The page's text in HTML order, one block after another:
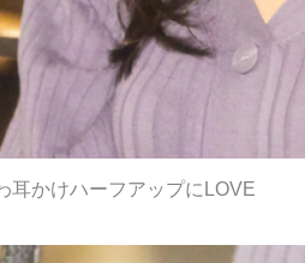
耳かけハーフアップにLOVE